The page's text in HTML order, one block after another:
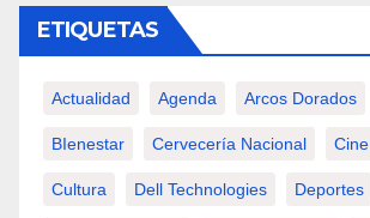
ETIQUETAS
Actualidad Agenda Arcos Dorados
BIenestar Cervecería Nacional Cine
Cultura Dell Technologies Deportes